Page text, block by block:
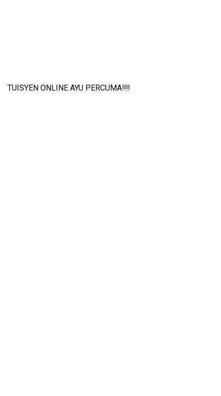
TUISYEN ONLINE AYU PERCUMA‼️‼️